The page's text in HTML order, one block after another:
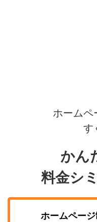
ホームペ
す
かん
料金シ
ホームペー